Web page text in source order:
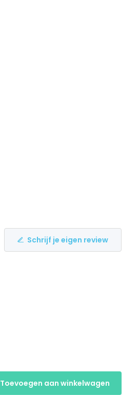
Schrijf je eigen review
Toevoegen aan winkelwagen